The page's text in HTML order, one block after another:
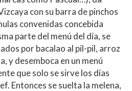
con su barra de pinchos
convenidas concebida
parte del menú del día, se
por bacalao al pil-pil, arroz
y desemboca en un menú
que solo se sirve los días
Entonces se suelta la melena,